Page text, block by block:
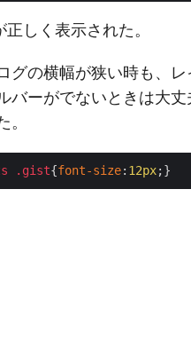
しく表示された。
グの横幅が狭い時も、
バーがでないときは大
。
.gist{font-size: 12px;}